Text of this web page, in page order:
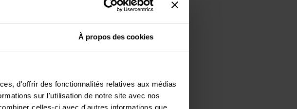
À propos des cookies
d'offrir des fonctionnalités relatives aux médias
sur l'utilisation de notre site avec nos
black/volcanic
dark marsh/jack pine